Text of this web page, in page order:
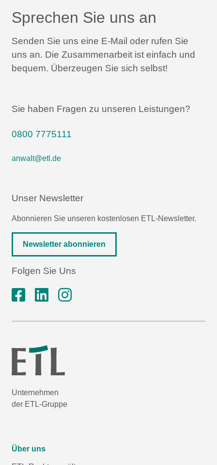
Sprechen Sie uns an
Senden Sie uns eine E-Mail oder rufen Sie
uns an. Die Zusammenarbeit ist einfach und
bequem. Überzeugen Sie sich selbst!
Sie haben Fragen zu unseren Leistungen?
0800 7775111
anwalt@etl.de
Unser Newsletter
Abonnieren Sie unseren kostenlosen ETL-Newsletter.
Newsletter abonnieren
Folgen Sie Uns
Unternehmen
der ETL-Gruppe
Über uns